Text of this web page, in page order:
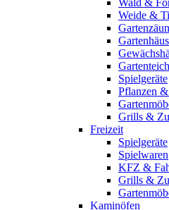
Wald &
Weide &
Gartenteich
Spielgeräte
Pflanzen
Grills &
Freizeit
Spielgeräte
Spielwaren
KFZ &
Grills &
Kaminöfen